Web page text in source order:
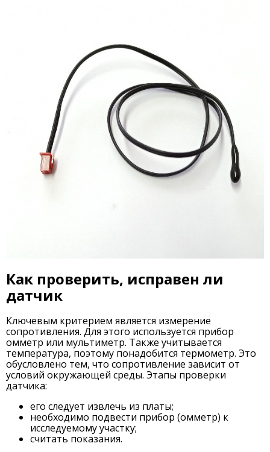
Как проверить, исправен ли
датчик
Ключевым критерием является измерение
сопротивления. Для этого используется прибор
омметр или мультиметр. Также учитывается
температура, поэтому понадобится термометр. Это
обусловлено тем, что сопротивление зависит от
условий окружающей среды. Этапы проверки
датчика:
его следует извлечь из платы;
необходимо подвести прибор (омметр) к
исследуемому участку;
считать показания.